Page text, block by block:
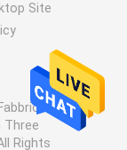
del rullo
Site
Fabbrica
Three
Rights